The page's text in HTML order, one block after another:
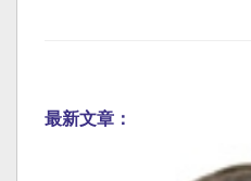
最新文章：